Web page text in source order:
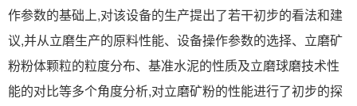
作参数的基础上,对该设备的生产提出了若干初步的看法和建
议,并从立磨生产的原料性能、设备操作参数的选择、立磨矿
粉粉体颗粒的粒度分布、基准水泥的性质及立磨球磨技术性
能的对比等多个角度分析,对立磨矿粉的性能进行了初步的探